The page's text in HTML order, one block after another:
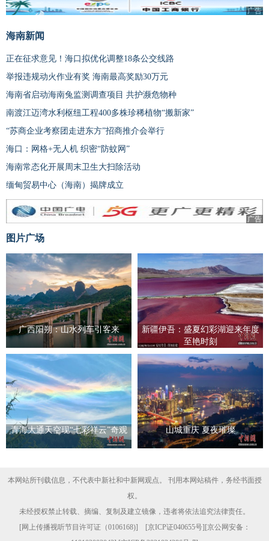
广告
海南新闻
正在征求意见！海口拟优化调整18条公交线路
举报违规动火作业有奖 海南最高奖励30万元
海南省启动海南兔监测调查项目 共护濒危物种
南渡江迈湾水利枢纽工程400多株珍稀植物“搬新家”
“苏商企业考察团走进东方”招商推介会举行
海口：网格+无人机 织密“防蚊网”
海南常态化开展周末卫生大扫除活动
缅甸贸易中心（海南）揭牌成立
广告
图片广场
广西阳朔：山水列车引客来
新疆伊吾：盛夏幻彩湖迎来年度
至艳时刻
青海大通天空现“七彩祥云”奇观 山城重庆 夏夜璀璨
本网站所刊载信息，不代表中新社和中新网观点。 刊用本网站稿件，务经书面授
权。
未经授权禁止转载、摘编、复制及建立镜像，违者将依法追究法律责任。
[网上传播视听节目许可证（0106168)] [京ICP证040655号][京公网安备：